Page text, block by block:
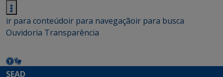
ir para conteúdoir para navegaçãoir para busca
Ouvidoria Transparência
SEAD